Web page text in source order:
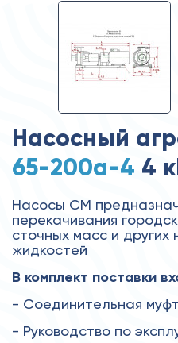
Насосный
65-200а-4 4
Насосы СМ
перекачивания
сточных масс и других
жидкостей
В комплект поставки
- Соединительная
- Руководство по